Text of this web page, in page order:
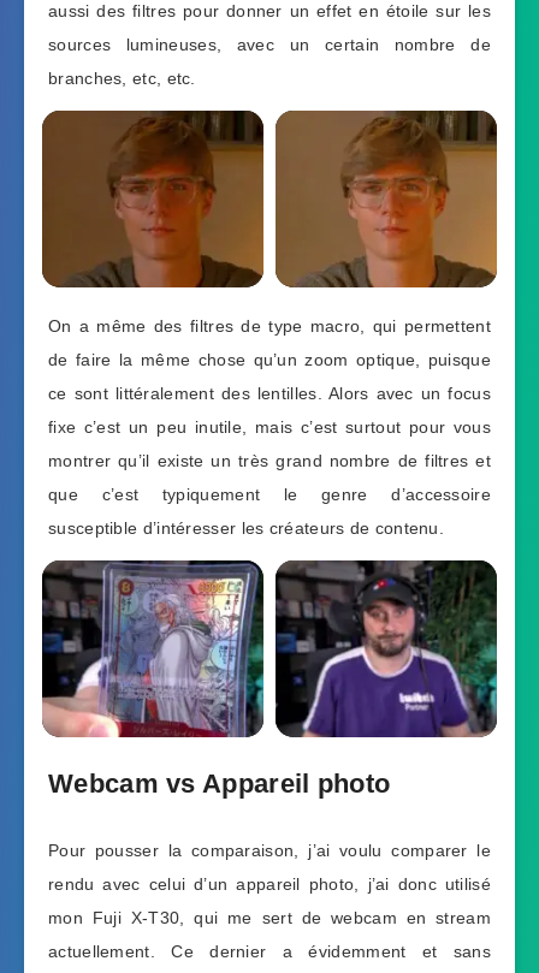
aussi des filtres pour donner un effet en étoile sur les
sources lumineuses, avec un certain nombre de
branches, etc, etc.
On a même des filtres de type macro, qui permettent
de faire la même chose qu’un zoom optique, puisque
ce sont littéralement des lentilles. Alors avec un focus
fixe c’est un peu inutile, mais c’est surtout pour vous
montrer qu’il existe un très grand nombre de filtres et
que c’est typiquement le genre d’accessoire
susceptible d’intéresser les créateurs de contenu.
Webcam vs Appareil photo
Pour pousser la comparaison, j’ai voulu comparer le
rendu avec celui d’un appareil photo, j’ai donc utilisé
mon Fuji X-T30, qui me sert de webcam en stream
actuellement. Ce dernier a évidemment et sans